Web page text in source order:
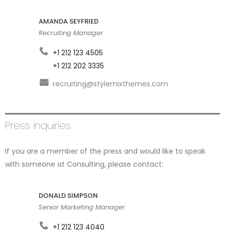
AMANDA SEYFRIED
Recruiting Manager
+1 212 123 4505
+1 212 202 3335
recruiting@stylemixthemes.com
Press inquiries
If you are a member of the press and would like to speak
with someone at Consulting, please contact:
DONALD SIMPSON
Senior Marketing Manager
+1 212 123 4040